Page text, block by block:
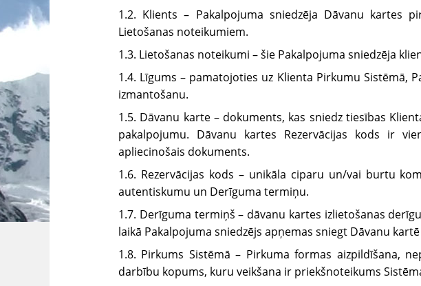
1.2. Klients – Pakalpojuma sniedzēja Dāvanu kartes
Lietošanas noteikumiem.
1.3. Lietošanas noteikumi – šie Pakalpojuma sniedzēja
1.4. Līgums – pamatojoties uz Klienta Pirkumu Sistēmā,
izmantošanu.
1.5. Dāvanu karte – dokuments, kas sniedz tiesības
pakalpojumu. Dāvanu kartes Rezervācijas kods ir
apliecinošais dokuments.
1.6. Rezervācijas kods – unikāla ciparu un/vai burtu
autentiskumu un Derīguma termiņu.
1.7. Derīguma termiņš – dāvanu kartes izlietošanas
laikā Pakalpojuma sniedzējs apņemas sniegt Dāvanu
1.8. Pirkums Sistēmā – Pirkuma formas aizpildīšana,
darbību kopums, kuru veikšana ir priekšnoteikums